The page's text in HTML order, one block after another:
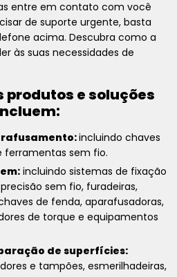
entre em contato com você
de suporte urgente, basta
acima. Descubra como a
às suas necessidades de
produtos e soluções
incluindo chaves
sem fio.
incluindo sistemas de fixação
sem fio, furadeiras,
de fenda, aparafusadoras,
de torque e equipamentos
de superfícies:
e tampões, esmerilhadeiras,